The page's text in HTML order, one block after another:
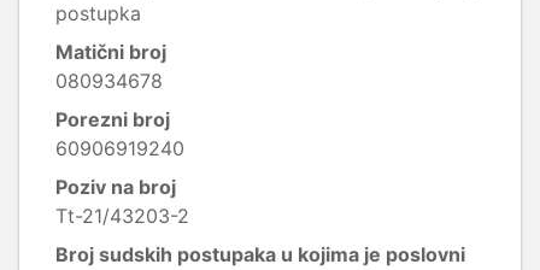
postupka
Matični broj
080934678
Porezni broj
60906919240
Poziv na broj
Tt-21/43203-2
Broj sudskih postupaka u kojima je poslovni